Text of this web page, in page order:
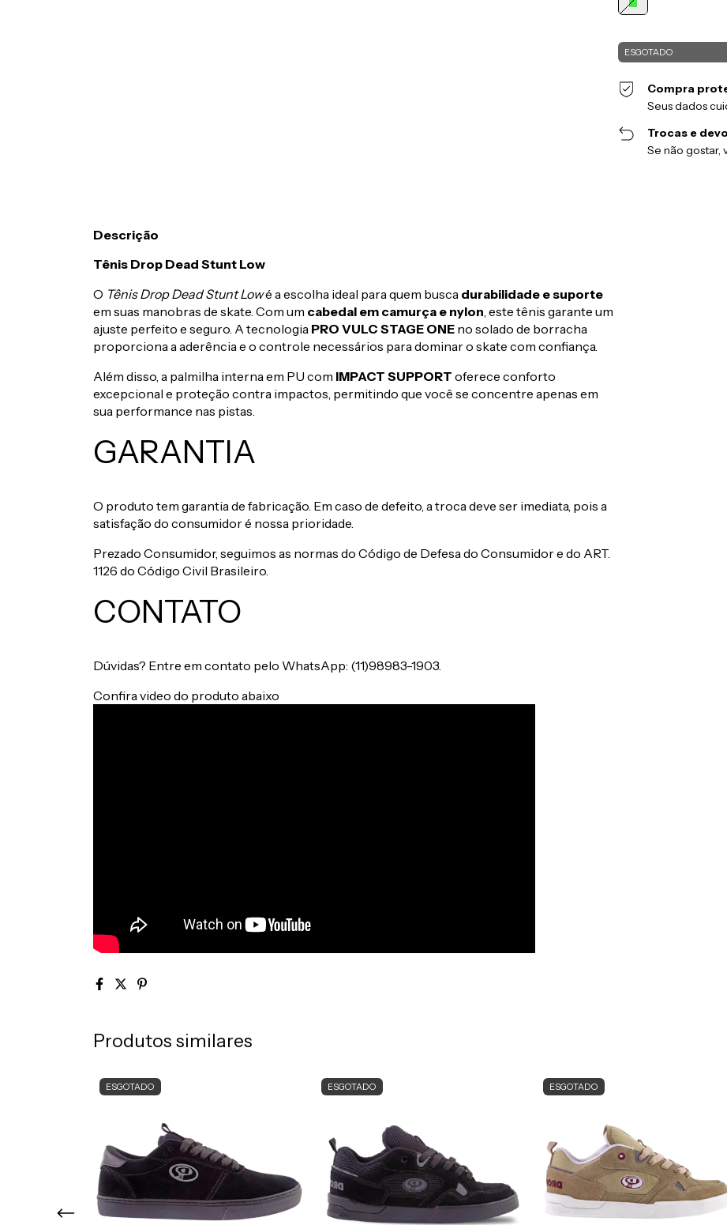
Compra
Seus dados
Trocas e
Se não gostar,
Descrição
Tênis Drop Dead Stunt Low
O Tênis Drop Dead Stunt Lowé a escolha ideal para quem busca durabilidade e suporte
em suas manobras de skate. Com um cabedal em camurça e nylon , este tênis garante um
ajuste perfeito e seguro. A tecnologia PRO VULC STAGE ONE no solado de borracha
proporciona a aderência e o controle necessários para dominar o skate com confiança.
Além disso, a palmilha interna em PU com IMPACT SUPPORT oferece conforto
excepcional e proteção contra impactos, permitindo que você se concentre apenas em
sua performance nas pistas.
GARANTIA
O produto tem garantia de fabricação. Em caso de defeito, a troca deve ser imediata, pois a
satisfação do consumidor é nossa prioridade.
Prezado Consumidor, seguimos as normas do Código de Defesa do Consumidor e do ART.
1126 do Código Civil Brasileiro.
CONTATO
Dúvidas? Entre em contato pelo WhatsApp: (11)98983-1903.
Confira video do produto abaixo
Produtos similares
ESGOTADO ESGOTADO ESGOTADO